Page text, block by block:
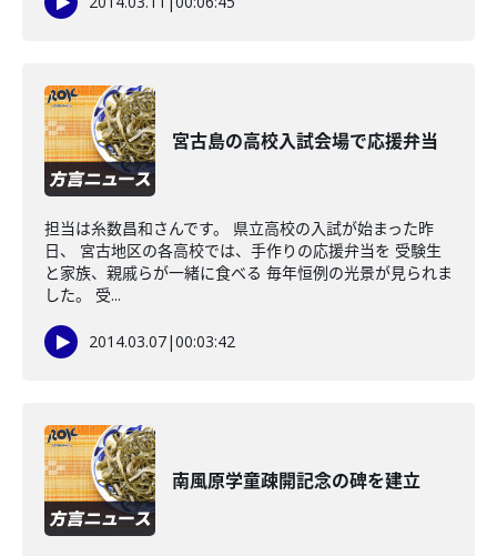
宮古島の高校入試会場で応援弁当
担当は糸数昌和さんです。 県立高校の入試が始まった昨
日、 宮古地区の各高校では、手作りの応援弁当を 受験生
と家族、親戚らが一緒に食べる 毎年恒例の光景が見られま
した。 受...
2014.03.07|00:03:42
南風原学童疎開記念の碑を建立